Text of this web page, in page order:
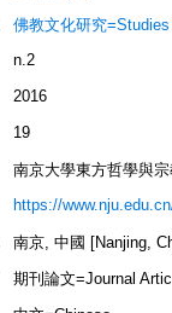
佛教文化研究
n.2
2016
19
南京大學東方哲學與
https://
南京, 中國 [Nanjing,
期刊論文=Journal